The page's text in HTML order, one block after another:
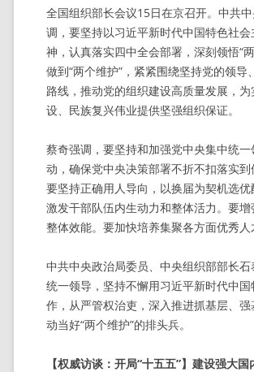
全国组织部长会议15日在京召开。中共
调，要坚持以习近平新时代中国特色社
神，认真落实四中全会部署，深刻领悟“
做到“两个维护”，紧紧围绕坚持党的领
路线，推动党的组织建设高质量发展，
设、民族复兴伟业提供坚强组织保证。
蔡奇强调，要坚持和加强党中央集中统
动，确保党中央决策部署不折不扣落实
要坚持正确用人导向，以换届为契机选
激发干部队伍内生动力和整体活力。要
整体效能。要加快培养集聚各方面优秀
中共中央政治局委员、中央组织部部长
统一领导，坚持不懈用习近平新时代中
作，从严管权治吏，深入推进抓基层、
动当好“两个维护”的排头兵。
【权威访谈：开局“十五五”】建设强大